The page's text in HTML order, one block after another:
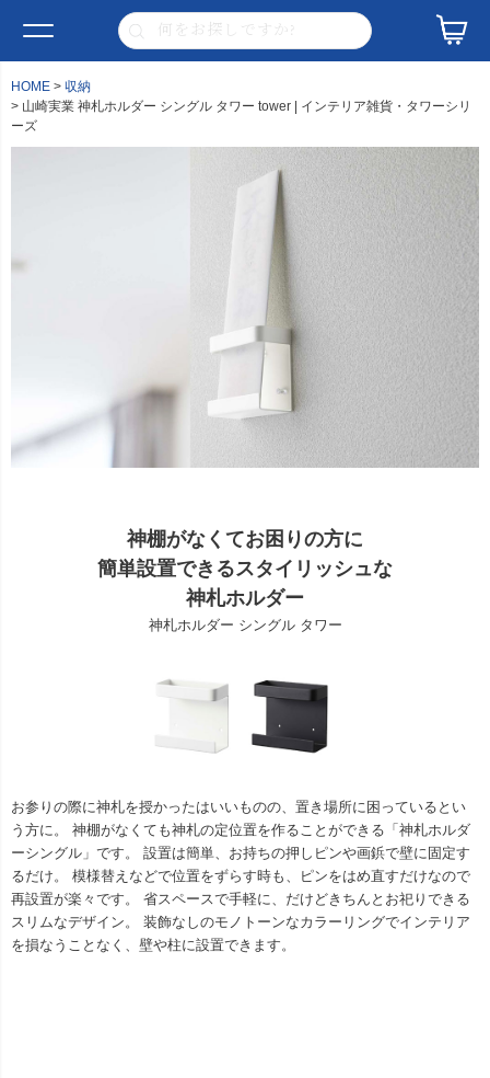
HOME
収納
山崎実業 神札ホルダー シングル タワー tower | インテリア雑貨・タワーシリ
ーズ
神棚がなくてお困りの方に
簡単設置できるスタイリッシュな
神札ホルダー
神札ホルダー シングル タワー
お参りの際に神札を授かったはいいものの、置き場所に困っているとい
う方に。 神棚がなくても神札の定位置を作ることができる「神札ホルダ
ーシングル」です。 設置は簡単、お持ちの押しピンや画鋲で壁に固定す
るだけ。 模様替えなどで位置をずらす時も、ピンをはめ直すだけなので
再設置が楽々です。 省スペースで手軽に、だけどきちんとお祀りできる
スリムなデザイン。 装飾なしのモノトーンなカラーリングでインテリア
を損なうことなく、壁や柱に設置できます。